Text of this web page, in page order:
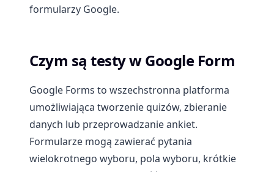
formularzy Google.
Czym są testy w Google Form
Google Forms to wszechstronna platforma
umożliwiająca tworzenie quizów, zbieranie
danych lub przeprowadzanie ankiet.
Formularze mogą zawierać pytania
wielokrotnego wyboru, pola wyboru, krótkie